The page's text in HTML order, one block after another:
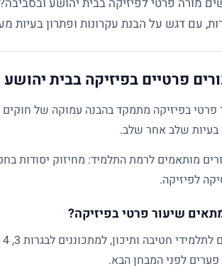
פרטיים בפיזיקה בבית
פרטי בפיזיקה מתמקד בהבנה עמוקה של חוקים
בעיות שלב אחר שלב.
לפיזיקה.
שיעור פרטי בפיזיקה?
פערים לפני המבחן הבא.